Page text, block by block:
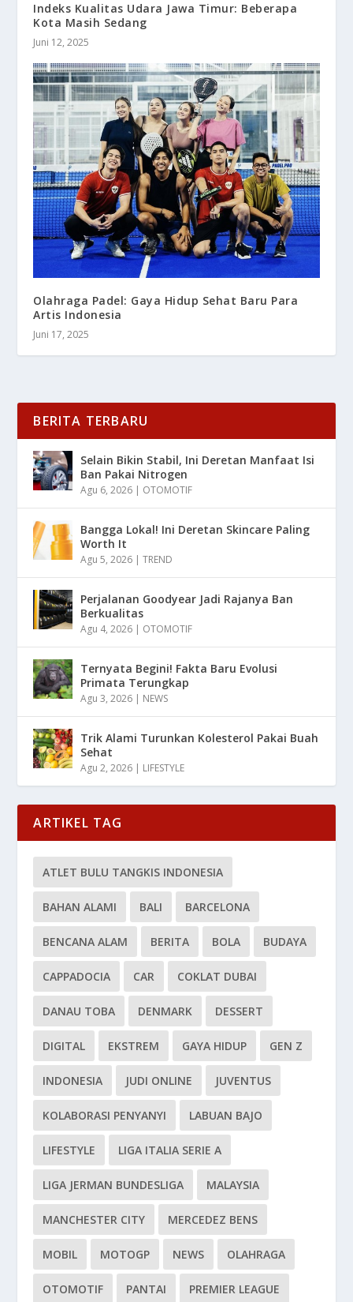
Indeks Kualitas Udara Jawa Timur: Beberapa
Kota Masih Sedang
Juni 12, 2025
Olahraga Padel: Gaya Hidup Sehat Baru Para
Artis Indonesia
Juni 17, 2025
BERITA TERBARU
Selain Bikin Stabil, Ini Deretan Manfaat Isi
Ban Pakai Nitrogen
Agu 6, 2026 | OTOMOTIF
Bangga Lokal! Ini Deretan Skincare Paling
Worth It
Agu 5, 2026 |TREND
Perjalanan Goodyear Jadi Rajanya Ban
Berkualitas
Agu 4, 2026 | OTOMOTIF
Ternyata Begini! Fakta Baru Evolusi
Primata Terungkap
Agu 3, 2026 | NEWS
Trik Alami Turunkan Kolesterol Pakai Buah
Sehat
Agu 2, 2026 | LIFESTYLE
ARTIKEL TAG
ATLET BULU TANGKIS INDONESIA
BAHAN ALAMI BALI BARCELONA
BENCANA ALAM BERITA BOLA BUDAYA
CAPPADOCIA CAR COKLAT DUBAI
DANAU TOBA DENMARK DESSERT
DIGITAL EKSTREM GAYA HIDUP GEN Z
INDONESIA JUDI ONLINE JUVENTUS
KOLABORASI PENYANYI LABUAN BAJO
LIFESTYLE LIGA ITALIA SERIE A
LIGA JERMAN BUNDESLIGA MALAYSIA
MANCHESTER CITY MERCEDEZ BENS
MOBIL MOTOGP NEWS OLAHRAGA
OTOMOTIF PANTAI PREMIER LEAGUE